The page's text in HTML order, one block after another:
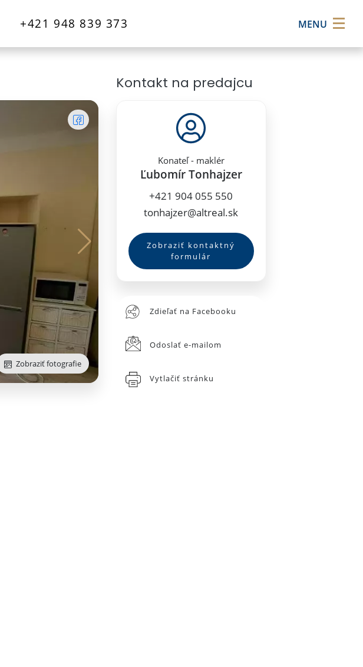
+421 948 839 373 MENU ×
Zobraziť fotografie
Zobraziť fotografie
Kontakt na predajcu
Konateľ - maklér
Ľubomír Tonhajzer
+421 904 055 550
tonhajzer@altreal.sk
Zobraziť kontaktný
formulár
Zdieľať na Facebooku
Odoslať e-mailom
Vytlačiť stránku